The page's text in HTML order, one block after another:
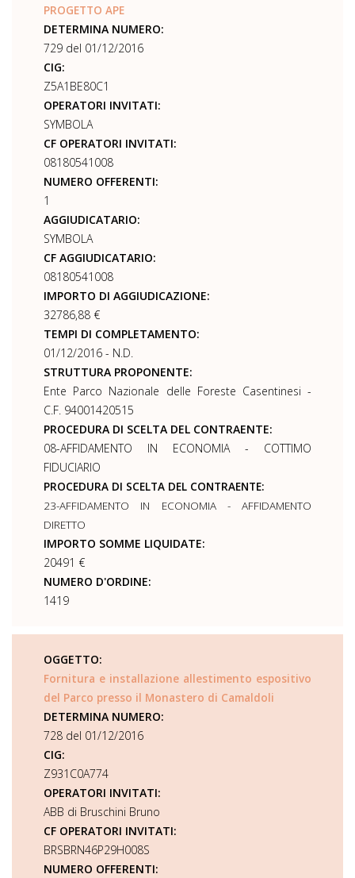
PROGETTO APE
DETERMINA NUMERO:
729 del 01/12/2016
CIG:
Z5A1BE80C1
OPERATORI INVITATI:
SYMBOLA
CF OPERATORI INVITATI:
08180541008
NUMERO OFFERENTI:
1
AGGIUDICATARIO:
SYMBOLA
CF AGGIUDICATARIO:
08180541008
IMPORTO DI AGGIUDICAZIONE:
32786,88 €
TEMPI DI COMPLETAMENTO:
01/12/2016 - N.D.
STRUTTURA PROPONENTE:
Ente Parco Nazionale delle Foreste Casentinesi -
C.F. 94001420515
PROCEDURA DI SCELTA DEL CONTRAENTE:
08-AFFIDAMENTO IN ECONOMIA - COTTIMO
FIDUCIARIO
PROCEDURA DI SCELTA DEL CONTRAENTE:
23-AFFIDAMENTO IN ECONOMIA - AFFIDAMENTO
DIRETTO
IMPORTO SOMME LIQUIDATE:
20491 €
NUMERO D'ORDINE:
1419
OGGETTO:
Fornitura e installazione allestimento espositivo
del Parco presso il Monastero di Camaldoli
DETERMINA NUMERO:
728 del 01/12/2016
CIG:
Z931C0A774
OPERATORI INVITATI:
ABB di Bruschini Bruno
CF OPERATORI INVITATI:
BRSBRN46P29H008S
NUMERO OFFERENTI: